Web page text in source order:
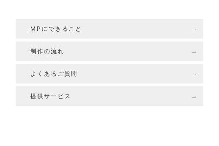
MPにできること
制作の流れ
よくあるご質問
提供サービス